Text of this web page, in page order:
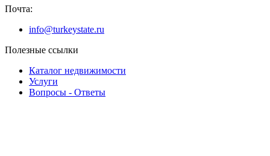
Почта:
info@turkeystate.ru
Полезные ссылки
Каталог недвижимости
Услуги
Вопросы - Ответы